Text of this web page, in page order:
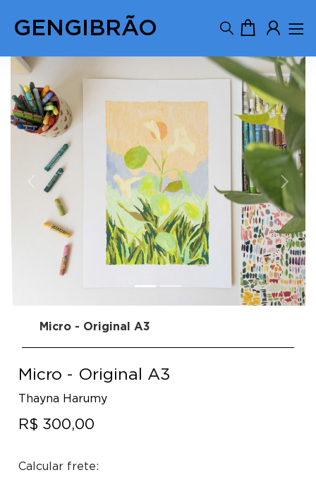
GENGIBRÃO
Previous Next
Micro - Original A3
Micro - Original A3
Thayna Harumy
R$ 300,00
Calcular frete: